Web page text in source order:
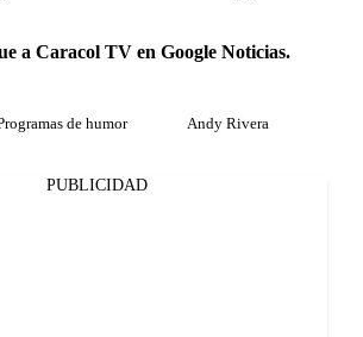
a Caracol TV en Google Noticias.
de humor Andy Rivera
PUBLICIDAD